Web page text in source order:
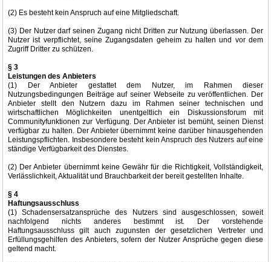
(2) Es besteht kein Anspruch auf eine Mitgliedschaft.
(3) Der Nutzer darf seinen Zugang nicht Dritten zur Nutzung überlassen. Der
Nutzer ist verpflichtet, seine Zugangsdaten geheim zu halten und vor dem
Zugriff Dritter zu schützen.
§ 3
Leistungen des Anbieters
(1) Der Anbieter gestattet dem Nutzer, im Rahmen dieser
Nutzungsbedingungen Beiträge auf seiner Webseite zu veröffentlichen. Der
Anbieter stellt den Nutzern dazu im Rahmen seiner technischen und
wirtschaftlichen Möglichkeiten unentgeltlich ein Diskussionsforum mit
Communityfunktionen zur Verfügung. Der Anbieter ist bemüht, seinen Dienst
verfügbar zu halten. Der Anbieter übernimmt keine darüber hinausgehenden
Leistungspflichten. Insbesondere besteht kein Anspruch des Nutzers auf eine
ständige Verfügbarkeit des Dienstes.
(2) Der Anbieter übernimmt keine Gewähr für die Richtigkeit, Vollständigkeit,
Verlässlichkeit, Aktualität und Brauchbarkeit der bereit gestellten Inhalte.
§ 4
Haftungsausschluss
(1) Schadensersatzansprüche des Nutzers sind ausgeschlossen, soweit
nachfolgend nichts anderes bestimmt ist. Der vorstehende
Haftungsausschluss gilt auch zugunsten der gesetzlichen Vertreter und
Erfüllungsgehilfen des Anbieters, sofern der Nutzer Ansprüche gegen diese
geltend macht.